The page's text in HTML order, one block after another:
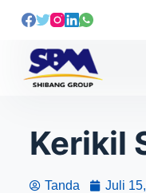
L
Kerikil
Tanda Juli